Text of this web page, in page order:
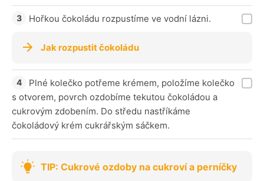
Hořkou čokoládu rozpustíme ve vodní lázni.
Jak rozpustit čokoládu
Plné kolečko potřeme krémem, položíme kolečko
s otvorem, povrch ozdobíme tekutou čokoládou a
cukrovým zdobením. Do středu nastříkáme
čokoládový krém cukrářským sáčkem.
TIP: Cukrové ozdoby na cukroví a perníčky